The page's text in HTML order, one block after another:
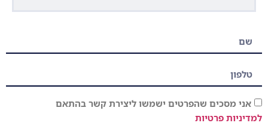
אני מסכים שהפרטים ישמשו ליצירת קשר בהתאם
למדיניות פרטיות